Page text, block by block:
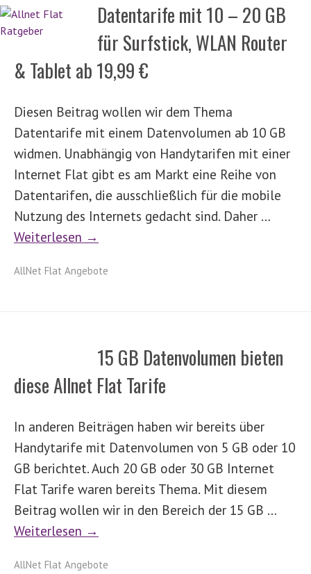
Datentarife mit 10 – 20 GB
für Surfstick, WLAN Router
& Tablet ab 19,99 €
Diesen Beitrag wollen wir dem Thema
Datentarife mit einem Datenvolumen ab 10 GB
widmen. Unabhängig von Handytarifen mit einer
Internet Flat gibt es am Markt eine Reihe von
Datentarifen, die ausschließlich für die mobile
Nutzung des Internets gedacht sind. Daher …
Weiterlesen →
AllNet Flat Angebote
15 GB Datenvolumen bieten
diese Allnet Flat Tarife
In anderen Beiträgen haben wir bereits über
Handytarife mit Datenvolumen von 5 GB oder 10
GB berichtet. Auch 20 GB oder 30 GB Internet
Flat Tarife waren bereits Thema. Mit diesem
Beitrag wollen wir in den Bereich der 15 GB …
Weiterlesen →
AllNet Flat Angebote